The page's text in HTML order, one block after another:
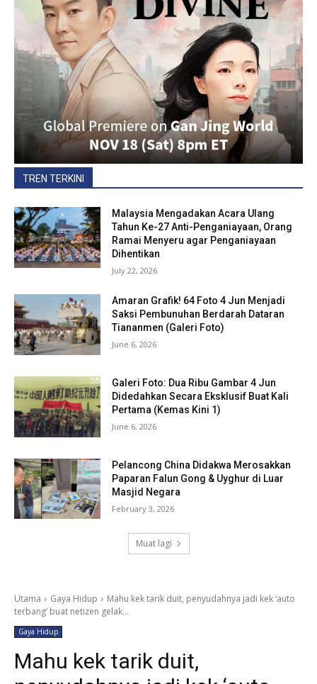
TREN TERKINI
Malaysia Mengadakan Acara Ulang
Tahun Ke-27 Anti-Penganiayaan, Orang
Ramai Menyeru agar Penganiayaan
Dihentikan
July 22, 2026
Amaran Grafik! 64 Foto 4 Jun Menjadi
Saksi Pembunuhan Berdarah Dataran
Tiananmen (Galeri Foto)
June 6, 2026
Galeri Foto: Dua Ribu Gambar 4 Jun
Didedahkan Secara Eksklusif Buat Kali
Pertama (Kemas Kini 1)
June 6, 2026
Pelancong China Didakwa Merosakkan
Paparan Falun Gong & Uyghur di Luar
Masjid Negara
February 3, 2026
Muat lagi